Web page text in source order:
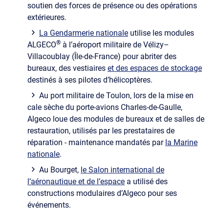
soutien des forces de présence ou des opérations
extérieures.
La Gendarmerie nationale utilise les modules
ALGECO® à l’aéroport militaire de Vélizy–
Villacoublay (Île-de-France) pour abriter des
bureaux, des vestiaires et des espaces de stockage
destinés à ses pilotes d’hélicoptères.
Au port militaire de Toulon, lors de la mise en
cale sèche du porte-avions Charles-de-Gaulle,
Algeco loue des modules de bureaux et de salles de
restauration, utilisés par les prestataires de
réparation - maintenance mandatés par la Marine
nationale.
Au Bourget, le Salon international de
l’aéronautique et de l’espace a utilisé des
constructions modulaires d’Algeco pour ses
événements.